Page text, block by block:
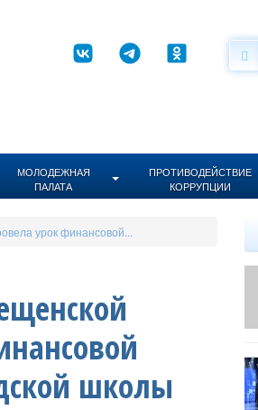
МОЛОДЕЖНАЯ
ПАЛАТА
ПРОТИВОДЕЙСТВИЕ
КОРРУПЦИИ
урок финансовой...
школы